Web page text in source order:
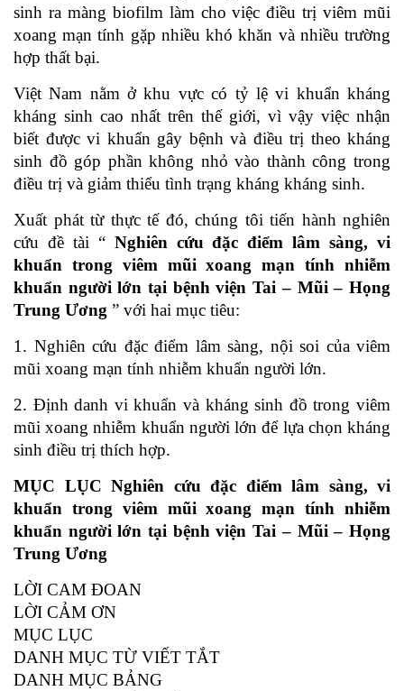
sinh ra màng biofilm làm cho việc điều trị viêm mũi
xoang mạn tính gặp nhiều khó khăn và nhiều trường
hợp thất bại.
Việt Nam nằm ở khu vực có tỷ lệ vi khuẩn kháng
kháng sinh cao nhất trên thế giới, vì vậy việc nhận
biết được vi khuẩn gây bệnh và điều trị theo kháng
sinh đồ góp phần không nhỏ vào thành công trong
điều trị và giảm thiểu tình trạng kháng kháng sinh.
Xuất phát từ thực tế đó, chúng tôi tiến hành nghiên
cứu đề tài “ Nghiên cứu đặc điểm lâm sàng, vi
khuẩn trong viêm mũi xoang mạn tính nhiễm
khuẩn người lớn tại bệnh viện Tai – Mũi – Họng
Trung Ương ” với hai mục tiêu:
1. Nghiên cứu đặc điểm lâm sàng, nội soi của viêm
mũi xoang mạn tính nhiễm khuẩn người lớn.
2. Định danh vi khuẩn và kháng sinh đồ trong viêm
mũi xoang nhiễm khuẩn người lớn để lựa chọn kháng
sinh điều trị thích hợp.
MỤC LỤC Nghiên cứu đặc điểm lâm sàng, vi
khuẩn trong viêm mũi xoang mạn tính nhiễm
khuẩn người lớn tại bệnh viện Tai – Mũi – Họng
Trung Ương
LỜI CAM ĐOAN
LỜI CẢM ƠN
MỤC LỤC
DANH MỤC TỪ VIẾT TẮT
DANH MỤC BẢNG